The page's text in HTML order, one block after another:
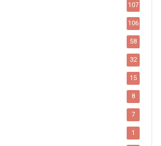
107
106
58
32
15
8
7
1